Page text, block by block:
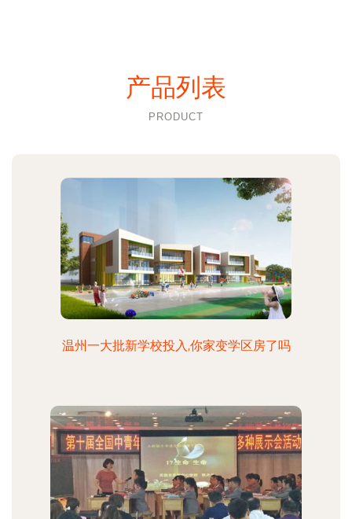
产品列表
PRODUCT
温州一大批新学校投入,你家变学区房了吗